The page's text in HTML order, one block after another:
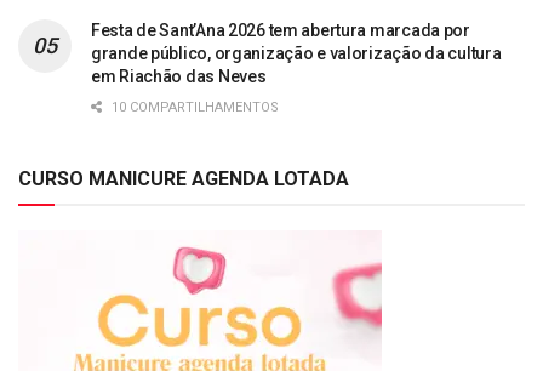
Festa de Sant’Ana 2026 tem abertura marcada por
grande público, organização e valorização da cultura
em Riachão das Neves
10 COMPARTILHAMENTOS
CURSO MANICURE AGENDA LOTADA